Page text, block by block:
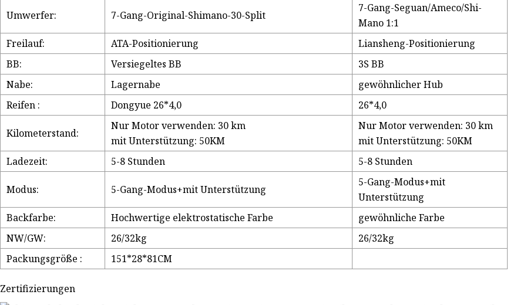
Umwerfer: 7-Gang-Original-Shimano-30-Split
7-Gang-Seguan/Ameco/Shi-
Mano 1:1
Freilauf:
ATA-Positionierung
Liansheng-Positionierung
BB:
Versiegeltes BB
3S BB
Nabe:
Lagernabe
gewöhnlicher Hub
Reifen :
Dongyue 26*4,0 26*4,0
Kilometerstand:
Nur Motor verwenden: 30 km
mit Unterstützung: 50KM
Nur Motor verwenden: 30 km
mit Unterstützung: 50KM
Ladezeit:
5-8 Stunden 5-8 Stunden
Modus: 5-Gang-Modus+mit Unterstützung
5-Gang-Modus+mit
Unterstützung
Backfarbe:
Hochwertige elektrostatische Farbe
gewöhnliche Farbe
NW/GW:
26/32kg
26/32kg
Packungsgröße :
151*28*81CM
Zertifizierungen